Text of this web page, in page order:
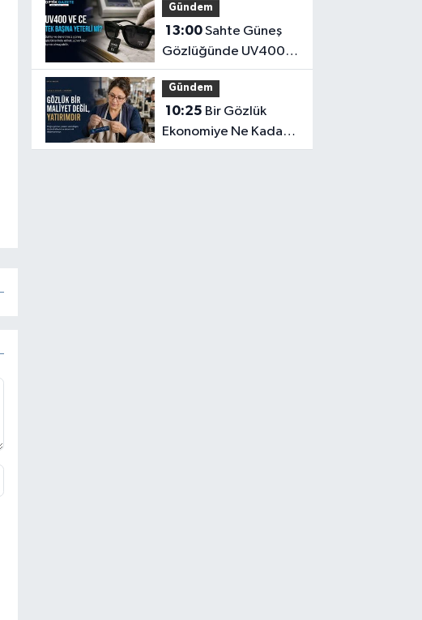
Gündem
13:00Sahte Güneş
Gözlüğünde UV400
ve CE İbaresi Tek
Başına Yeterli mi?
Gündem
10:25
Ekonomiye Ne Kadar
Katkı Sağlayabilir?